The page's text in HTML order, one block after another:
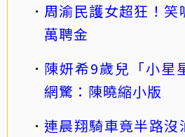
周渝民護女超狂！笑
萬聘金
陳妍希9歲兒「小
網驚：陳曉縮小版
連晨翔騎車竟半路沒